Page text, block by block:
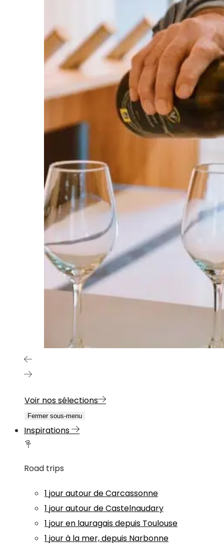
Voir nos sélections
Fermer sous-menu
Inspirations
Road trips
1 jour autour de Carcassonne
1 jour autour de Castelnaudary
1 jour en lauragais depuis Toulouse
1 jour à la mer, depuis Narbonne